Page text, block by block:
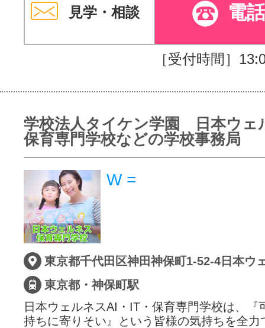
見学・相談 電
［受付時間］
学校法人タイケン学園 日本ウェ
保育専門学校などの学校事務局
W =
東京都・神保町駅
日本ウェルネスAI・IT・保育専門学校は、『
持ちに寄りそい』という皆様の気持ちを全